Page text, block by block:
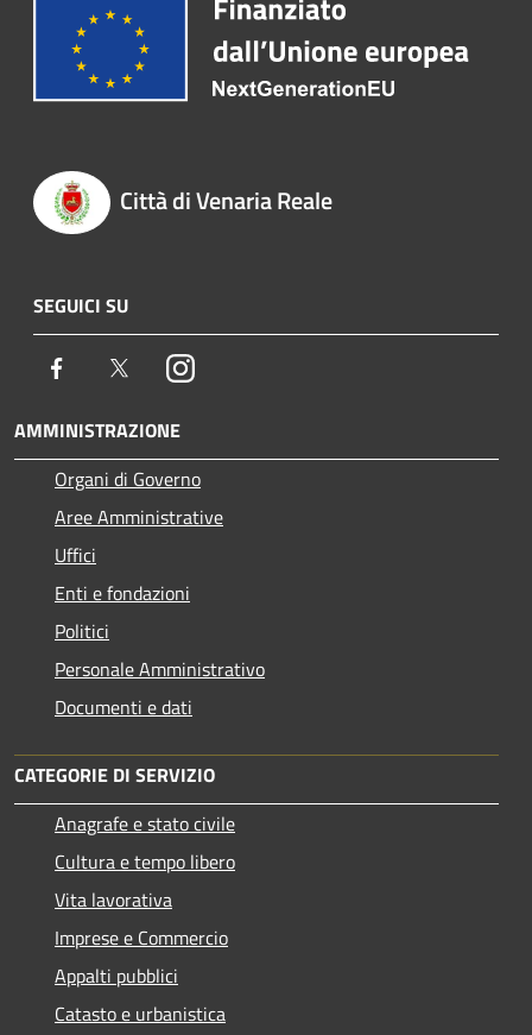
Città di Venaria Reale
SEGUICI SU
Facebook TwitterInstagram
AMMINISTRAZIONE
Organi di Governo
Aree Amministrative
Uffici
Enti e fondazioni
Politici
Personale Amministrativo
Documenti e dati
CATEGORIE DI SERVIZIO
Anagrafe e stato civile
Cultura e tempo libero
Vita lavorativa
Imprese e Commercio
Appalti pubblici
Catasto e urbanistica